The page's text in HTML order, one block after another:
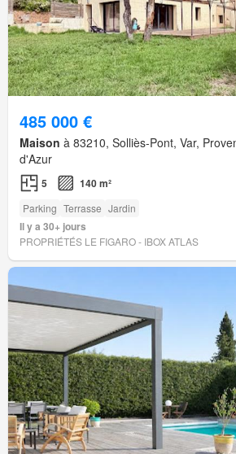
485 000 €
Maison à 83210, Solliès-Pont, Var,
d'Azur
5 140 m²
Parking Terrasse Jardin
Il y a 30+ jours
PROPRIÉTÉS LE FIGARO - IBOX ATLAS